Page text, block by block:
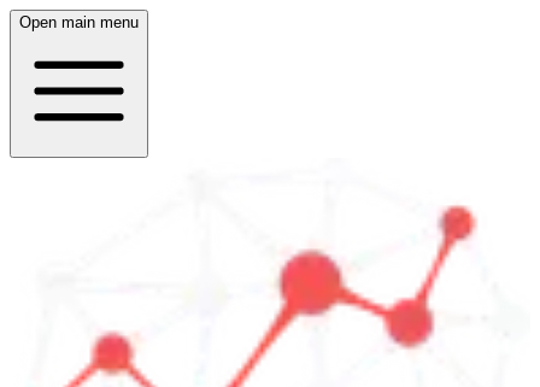
Open main menu